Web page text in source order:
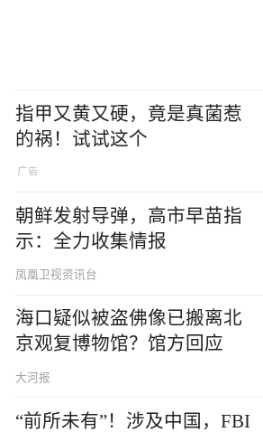
指甲又黄又硬，竟是真菌惹
的祸！试试这个
朝鲜发射导弹，高市早苗指
示：全力收集情报
凤凰卫视资讯台
海口疑似被盗佛像已搬离北
京观复博物馆？馆方回应
大河报
“前所未有”！涉及中国，FBI